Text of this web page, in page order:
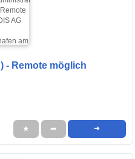
- Remote möglich
★ ➦ ➜